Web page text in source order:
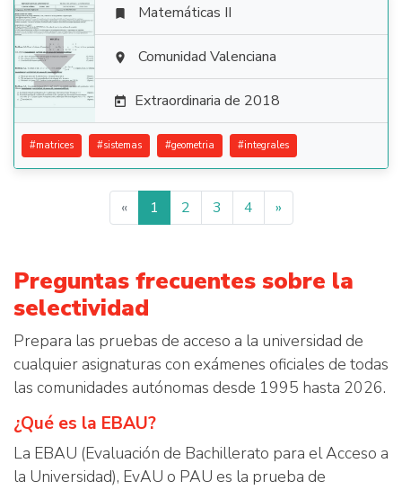

 Matemáticas II
 Comunidad Valenciana
 Extraordinaria de 2018
#matrices #sistemas #geometria #integrales
« 1 2 3 4 »
Preguntas frecuentes sobre la
selectividad
Prepara las pruebas de acceso a la universidad de
cualquier asignaturas con exámenes oficiales de todas
las comunidades autónomas desde 1995 hasta 2026.
¿Qué es la EBAU?
La EBAU (Evaluación de Bachillerato para el Acceso a
la Universidad), EvAU o PAU es la prueba de